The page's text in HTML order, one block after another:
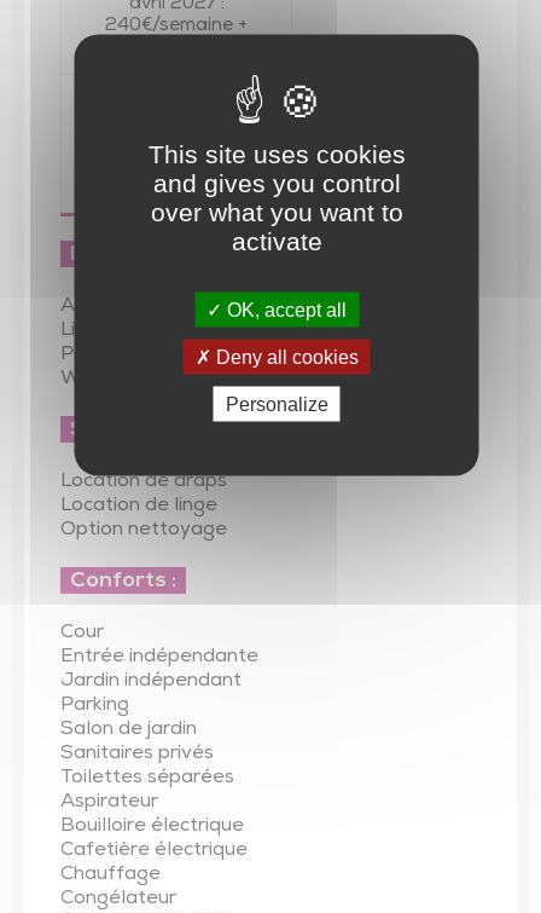
avril 2027 :
240€/semaine +
Nuitée (meublé)
minimum 2 nuits ,
draps compris +
Taxe de séjour
1,00€/nuit/adulte
150,00€
Équipements :
Aire de jeux
Lit bébé
Parc/jardin
WiFi
Services :
Location de draps
Location de linge
Option nettoyage
Conforts :
Cour
Entrée indépendante
Jardin indépendant
Parking
Salon de jardin
Sanitaires privés
Toilettes séparées
Aspirateur
Bouilloire électrique
Cafetière électrique
Chauffage
Congélateur
This site uses cookies
and gives you control
over what you want to
activate
OK, accept all
Deny all cookies
Personalize